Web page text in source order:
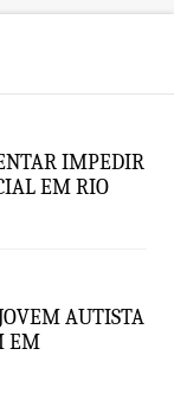
IMPEDIR
EM RIO
AUTISTA
EM